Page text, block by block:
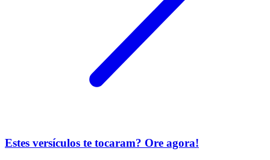
Estes versículos te tocaram? Ore agora!